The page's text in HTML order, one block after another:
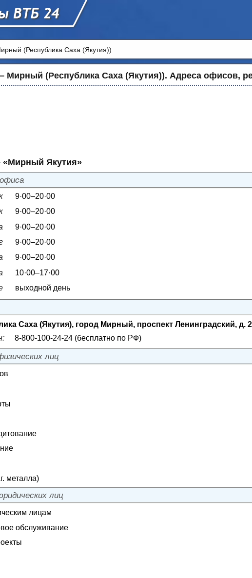
(Республика Саха (Якутия))
(Республика Саха (Якутия)). Адреса офисов,
Якутия»
9·00–20·00
9·00–20·00
9·00–20·00
9·00–20·00
9·00–20·00
10·00–17·00
выходной день
Саха (Якутия), город Мирный, проспект Ленинградский, д.
8-800-100-24-24 (бесплатно по РФ)
лиц
металла)
лиц
лицам
обслуживание